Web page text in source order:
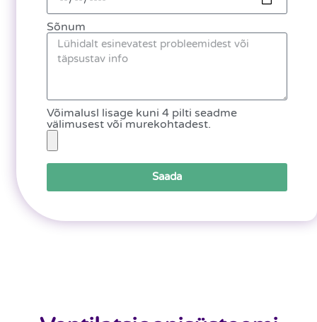
Sõnum
Võimalusl lisage kuni 4 pilti seadme
välimusest või murekohtadest.
Saada